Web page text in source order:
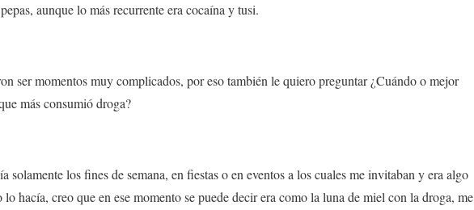
aunque lo más recurrente era cocaína y tusi.
ser momentos muy complicados, por eso también le quiero preguntar ¿Cuándo o mejor
más consumió droga?
solamente los fines de semana, en fiestas o en eventos a los cuales me invitaban y era algo
hacía, creo que en ese momento se puede decir era como la luna de miel con la droga, me